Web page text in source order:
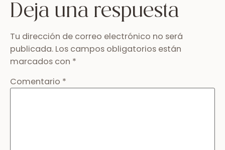
Deja una respuesta
Tu dirección de correo electrónico no será
publicada. Los campos obligatorios están
marcados con *
Comentario *